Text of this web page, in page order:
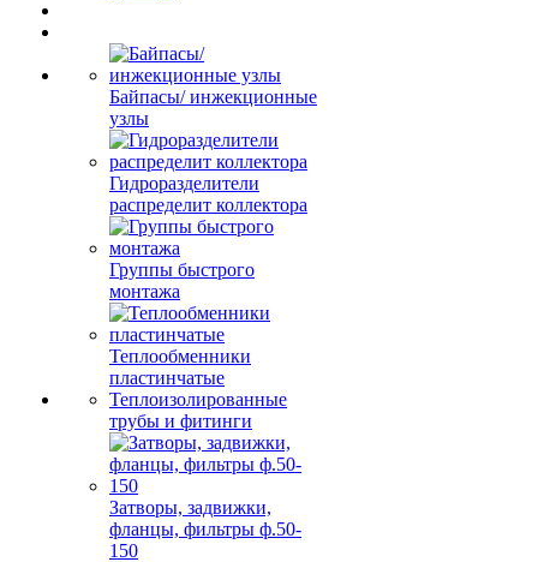
Байпасы/ инжекционные
узлы
Гидроразделители
распределит коллектора
Группы быстрого
монтажа
Теплообменники
пластинчатые
Теплоизолированные
трубы и фитинги
Затворы, задвижки,
фланцы, фильтры ф.50-
150